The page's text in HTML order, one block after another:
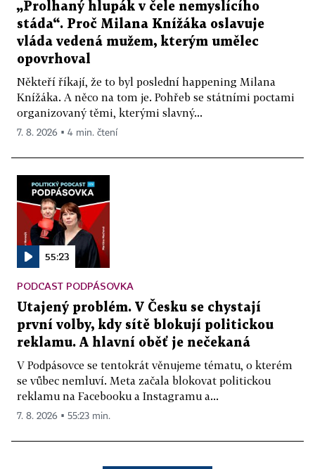
„Prolhaný hlupák v čele nemyslícího
stáda“. Proč Milana Knížáka oslavuje
vláda vedená mužem, kterým umělec
opovrhoval
Někteří říkají, že to byl poslední happening Milana
Knížáka. A něco na tom je. Pohřeb se státními poctami
organizovaný těmi, kterými slavný...
7. 8. 2026 ▪ 4 min. čtení
55:23
PODCAST PODPÁSOVKA
Utajený problém. V Česku se chystají
první volby, kdy sítě blokují politickou
reklamu. A hlavní oběť je nečekaná
V Podpásovce se tentokrát věnujeme tématu, o kterém
se vůbec nemluví. Meta začala blokovat politickou
reklamu na Facebooku a Instagramu a...
7. 8. 2026 ▪ 55:23 min.